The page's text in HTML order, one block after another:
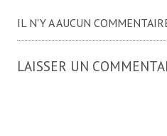
IL N'Y A AUCUN
LAISSER UN